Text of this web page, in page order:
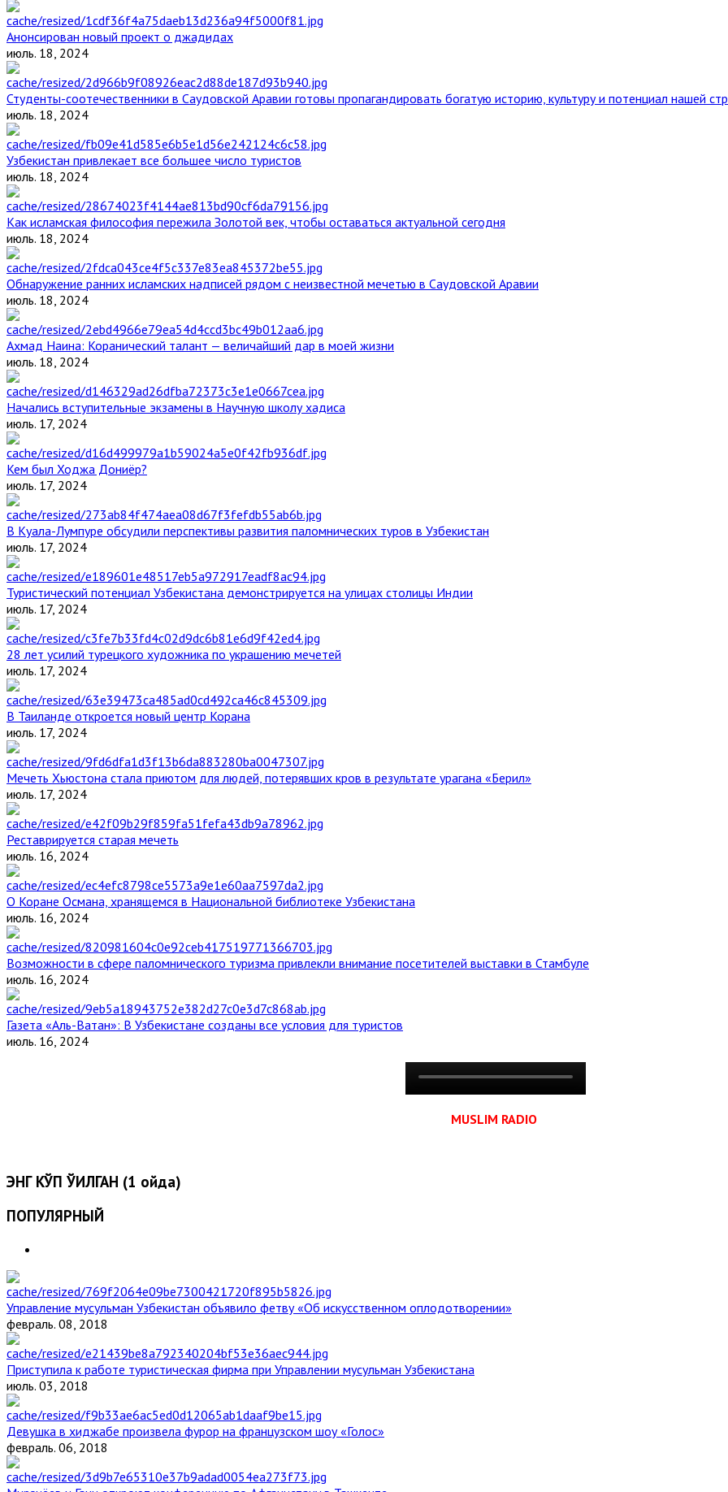
Анонсирован новый проект о джадидах
июль. 18, 2024
Студенты-соотечественники в Саудовской Аравии готовы пропагандировать богатую историю, культуру и потенциал нашей
июль. 18, 2024
Узбекистан привлекает все большее число туристов
июль. 18, 2024
Как исламская философия пережила Золотой век, чтобы оставаться актуальной сегодня
июль. 18, 2024
Обнаружение ранних исламских надписей рядом с неизвестной мечетью в Саудовской Аравии
июль. 18, 2024
Ахмад Наина: Коранический талант — величайший дар в моей жизни
июль. 18, 2024
Начались вступительные экзамены в Научную школу хадиса
июль. 17, 2024
Кем был Ходжа Дониёр?
июль. 17, 2024
В Куала-Лумпуре обсудили перспективы развития паломнических туров в Узбекистан
июль. 17, 2024
Туристический потенциал Узбекистана демонстрируется на улицах столицы Индии
июль. 17, 2024
28 лет усилий турецкого художника по украшению мечетей
июль. 17, 2024
В Таиланде откроется новый центр Корана
июль. 17, 2024
Мечеть Хьюстона стала приютом для людей, потерявших кров в результате урагана «Берил»
июль. 17, 2024
Реставрируется старая мечеть
июль. 16, 2024
О Коране Османа, хранящемся в Национальной библиотеке Узбекистана
июль. 16, 2024
Возможности в сфере паломнического туризма привлекли внимание посетителей выставки в Стамбуле
июль. 16, 2024
Газета «Аль-Ватан»: В Узбекистане созданы все условия для туристов
июль. 16, 2024
MUSLIM RADIO
ЭНГ КЎП ЎҚИЛГАН (1 ойда)
ПОПУЛЯРНЫЙ
Управление мусульман Узбекистан объявило фетву «Об искусственном оплодотворении»
февраль. 08, 2018
Приступила к работе туристическая фирма при Управлении мусульман Узбекистана
июль. 03, 2018
Девушка в хиджабе произвела фурор на французском шоу «Голос»
февраль. 06, 2018